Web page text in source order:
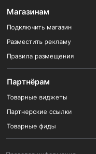
Магазинам
Подключить магазин
Разместить рекламу
Правила размещения
Партнёрам
Товарные виджеты
Партнерские ссылки
Товарные фиды